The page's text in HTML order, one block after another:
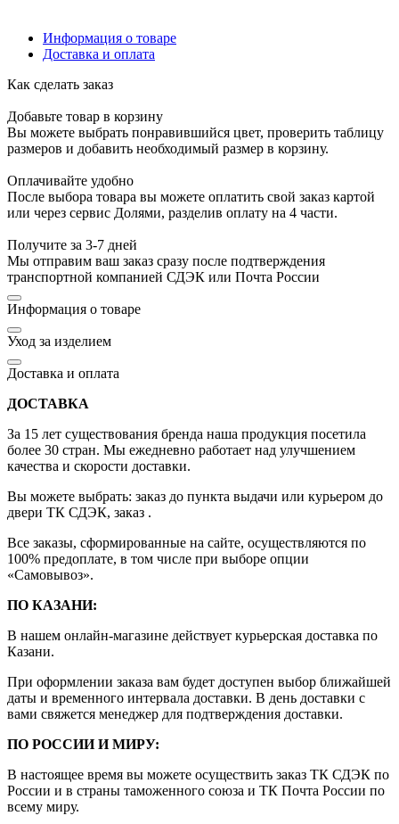
Информация о товаре
Доставка и оплата
Как сделать заказ
Добавьте товар в корзину
Вы можете выбрать понравившийся цвет, проверить таблицу
размеров и добавить необходимый размер в корзину.
Оплачивайте удобно
После выбора товара вы можете оплатить свой заказ картой
или через сервис Долями, разделив оплату на 4 части.
Получите за 3-7 дней
Мы отправим ваш заказ сразу после подтверждения
транспортной компанией СДЭК или Почта России
Информация о товаре
Уход за изделием
Доставка и оплата
ДОСТАВКА
За 15 лет существования бренда наша продукция посетила
более 30 стран. Мы ежедневно работает над улучшением
качества и скорости доставки.
Вы можете выбрать: заказ до пункта выдачи или курьером до
двери ТК СДЭК, заказ .
Все заказы, сформированные на сайте, осуществляются по
100% предоплате, в том числе при выборе опции
«Самовывоз».
ПО КАЗАНИ:
В нашем онлайн-магазине действует курьерская доставка по
Казани.
При оформлении заказа вам будет доступен выбор ближайшей
даты и временного интервала доставки. В день доставки с
вами свяжется менеджер для подтверждения доставки.
ПО РОССИИ И МИРУ:
В настоящее время вы можете осуществить заказ ТК СДЭК по
России и в страны таможенного союза и ТК Почта России по
всему миру.